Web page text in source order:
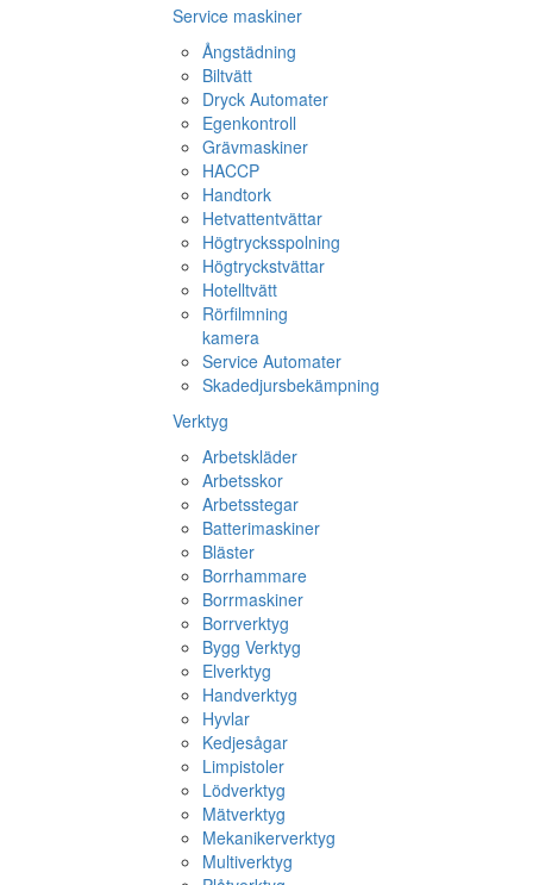
Service maskiner
Ångstädning
Biltvätt
Dryck Automater
Egenkontroll
Grävmaskiner
HACCP
Handtork
Hetvattentvättar
Högtrycksspolning
Högtryckstvättar
Hotelltvätt
Rörfilmning
kamera
Service Automater
Skadedjursbekämpning
Verktyg
Arbetskläder
Arbetsskor
Arbetsstegar
Batterimaskiner
Bläster
Borrhammare
Borrmaskiner
Borrverktyg
Bygg Verktyg
Elverktyg
Handverktyg
Hyvlar
Kedjesågar
Limpistoler
Lödverktyg
Mätverktyg
Mekanikerverktyg
Multiverktyg